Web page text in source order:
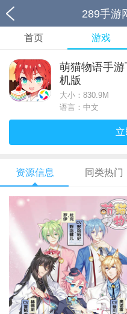
289手游
首页 游戏
萌猫物语手
机版
大小： 830.9M
语言：中文
资源信息 同类热门